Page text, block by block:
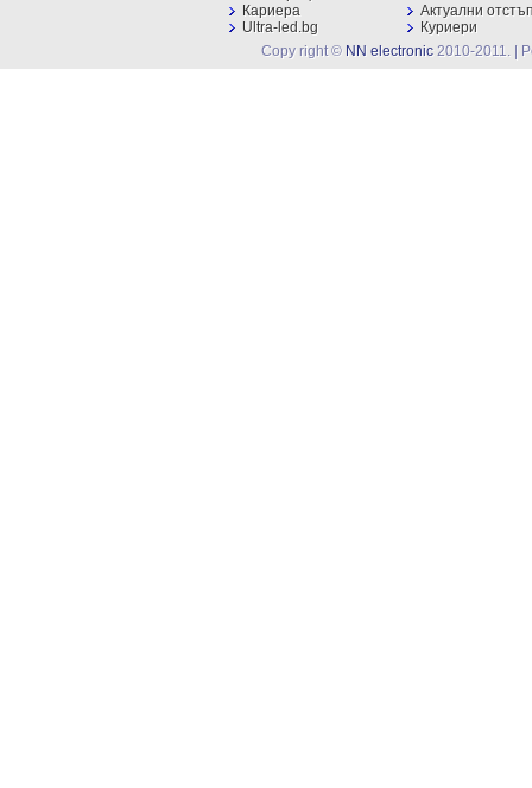
Кариера
Актуални
Ultra-led.bg
Куриери
Copy right © NN electronic 2010-2011. |